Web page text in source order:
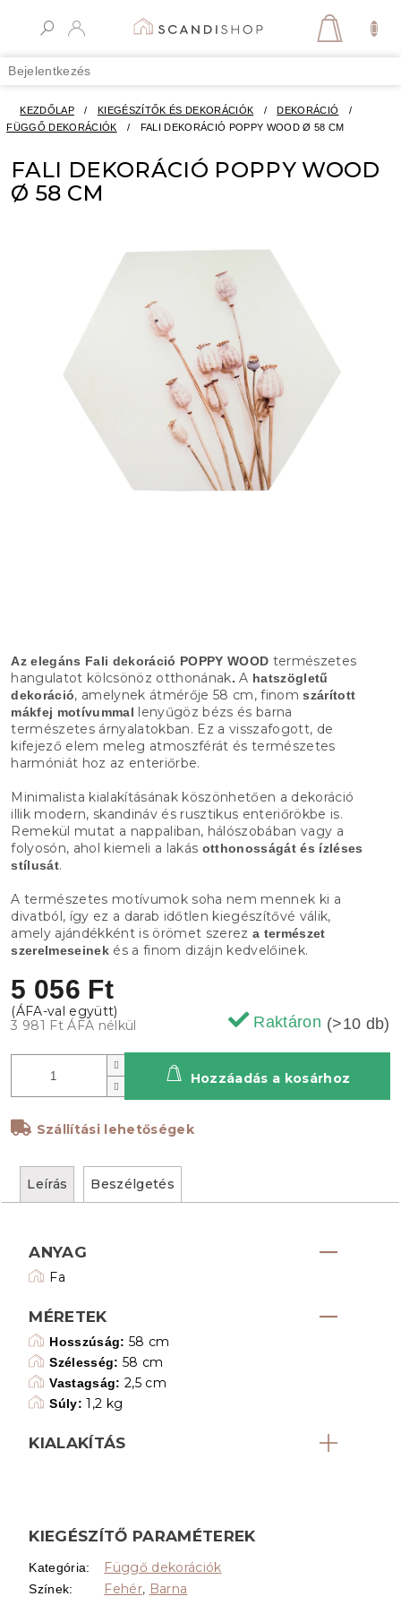
Bejelentkezés
KOSÁR
KEZDŐLAP / KIEGÉSZÍTŐK ÉS DEKORÁCIÓK / DEKORÁCIÓ
/
FÜGGŐ DEKORÁCIÓK
/ FALI DEKORÁCIÓ POPPY WOOD Ø 58 CM
FALI DEKORÁCIÓ POPPY WOOD
Ø 58 CM
5 056 Ft
3 981 Ft ÁFA nélkül Raktáron (>10 db)
Szállítási lehetőségek
Hozzáadás a kosárhoz
Az elegáns Fali dekoráció POPPY WOOD természetes
hangulatot kölcsönöz otthonának. A hatszögletű
dekoráció, amelynek átmérője 58 cm, finomszárított
mákfej motívummal lenyűgöz bézs és barna
természetes árnyalatokban. Ez a visszafogott, de
kifejező elem meleg atmoszférát és természetes
harmóniát hoz az enteriőrbe.
Minimalista kialakításának köszönhetően a dekoráció
illik modern, skandináv és rusztikus enteriőrökbe is.
Remekül mutat a nappaliban, hálószobában vagy a
folyosón, ahol kiemeli a lakás otthonosságát és ízléses
stílusát.
A természetes motívumok soha nem mennek ki a
divatból, így ez a darab időtlen kiegészítővé válik,
amely ajándékként is örömet szerez a természet
szerelmeseinekés a finom dizájn kedvelőinek.
Leírás Beszélgetés
ANYAG
Fa
MÉRETEK
Hosszúság: 58 cm
Szélesség: 58 cm
Vastagság: 2,5 cm
Súly: 1,2 kg
KIALAKÍTÁS
KIEGÉSZÍTŐ PARAMÉTEREK
Kategória: Függő dekorációk
Színek: Fehér, Barna